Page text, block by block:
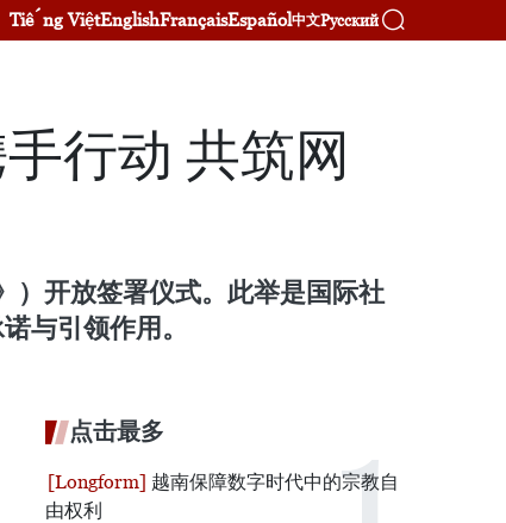
Tiếng ViệtEnglishFrançaisEspañol中文Русский
行动 共筑网
）开放签署仪式。此举是国际社
与引领作用。
点击最多
越南保障数字时代中的宗教自
由权利